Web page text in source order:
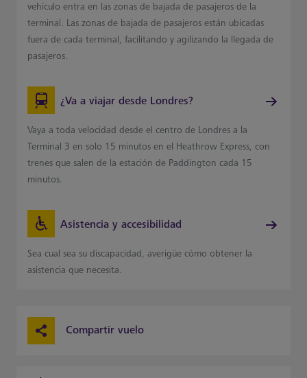
vehículo entra en las zonas de bajada de pasajeros de la
terminal. Las zonas de bajada de pasajeros están ubicadas
fuera de cada terminal, facilitando y agilizando la llegada de
pasajeros.
¿Va a viajar desde Londres?
Vaya a toda velocidad desde el centro de Londres a la
Terminal 3 en solo 15 minutos en el Heathrow Express, con
trenes que salen de la estación de Paddington cada 15
minutos.
Asistencia y accesibilidad
Sea cual sea su discapacidad, averigüe cómo obtener la
asistencia que necesita.
Compartir vuelo